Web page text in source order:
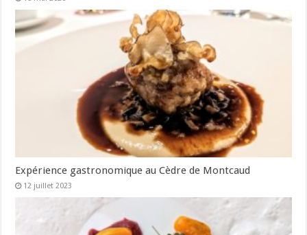
Expérience gastronomique au Cèdre de Montcaud
12 juillet 2023